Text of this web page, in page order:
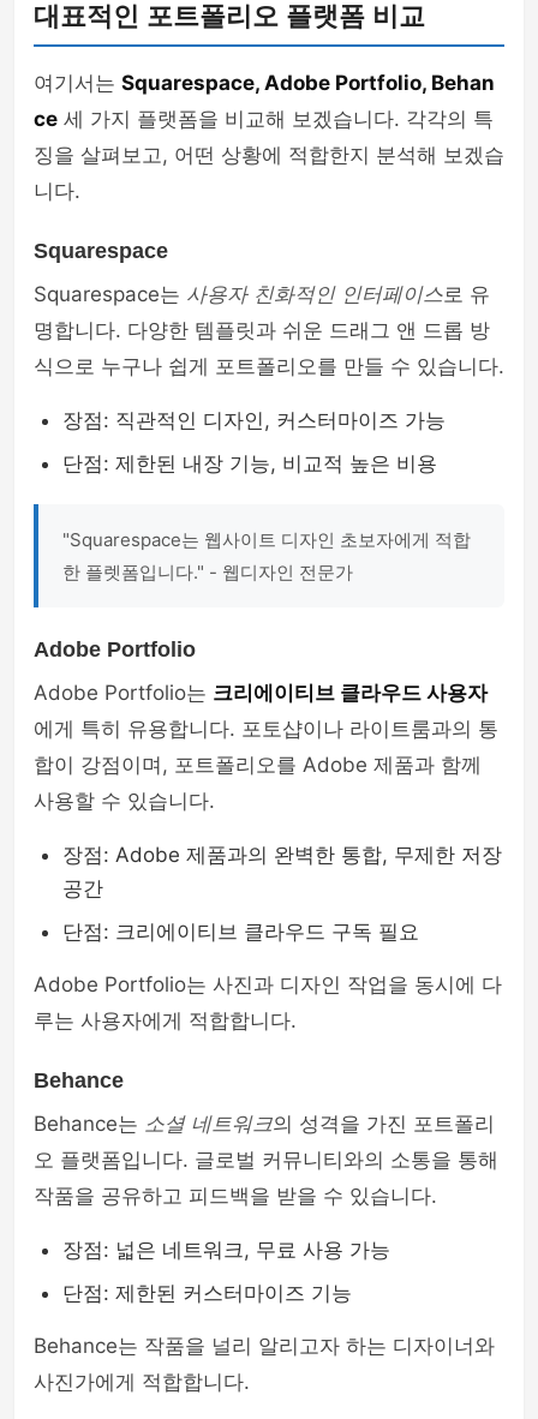
대표적인 포트폴리오 플랫폼 비교
여기서는 Squarespace, Adobe Portfolio, Behan
ce 세 가지 플랫폼을 비교해 보겠습니다. 각각의 특
징을 살펴보고, 어떤 상황에 적합한지 분석해 보겠습
니다.
Squarespace
Squarespace는 사용자 친화적인 인터페이스로 유
명합니다. 다양한 템플릿과 쉬운 드래그 앤 드롭 방
식으로 누구나 쉽게 포트폴리오를 만들 수 있습니다.
장점: 직관적인 디자인, 커스터마이즈 가능
단점: 제한된 내장 기능, 비교적 높은 비용
"Squarespace는 웹사이트 디자인 초보자에게 적합
한 플렛폼입니다." - 웹디자인 전문가
Adobe Portfolio
Adobe Portfolio는 크리에이티브 클라우드 사용자
에게 특히 유용합니다. 포토샵이나 라이트룸과의 통
합이 강점이며, 포트폴리오를 Adobe 제품과 함께
사용할 수 있습니다.
장점: Adobe 제품과의 완벽한 통합, 무제한 저장
공간
단점: 크리에이티브 클라우드 구독 필요
Adobe Portfolio는 사진과 디자인 작업을 동시에 다
루는 사용자에게 적합합니다.
Behance
Behance는 소셜 네트워크의 성격을 가진 포트폴리
오 플랫폼입니다. 글로벌 커뮤니티와의 소통을 통해
작품을 공유하고 피드백을 받을 수 있습니다.
장점: 넓은 네트워크, 무료 사용 가능
단점: 제한된 커스터마이즈 기능
Behance는 작품을 널리 알리고자 하는 디자이너와
사진가에게 적합합니다.